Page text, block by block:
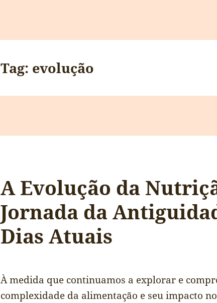
Tag: evolução
A Evolução da
Jornada da
Dias Atuais
À medida que continuamos a explorar e
complexidade da alimentação e seu impacto